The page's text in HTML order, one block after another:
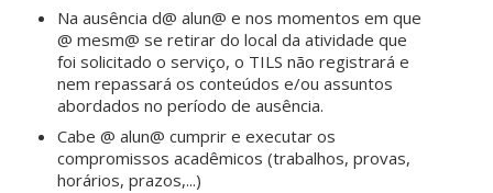
Na ausência d@ alun@ e nos momentos em que
@ mesm@ se retirar do local da atividade que
foi solicitado o serviço, o TILS não registrará e
nem repassará os conteúdos e/ou assuntos
abordados no período de ausência.
Cabe @ alun@ cumprir e executar os
compromissos acadêmicos (trabalhos, provas,
horários, prazos,...)